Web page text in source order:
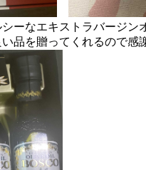
ーなエキストラバージ
品を贈ってくれるので感